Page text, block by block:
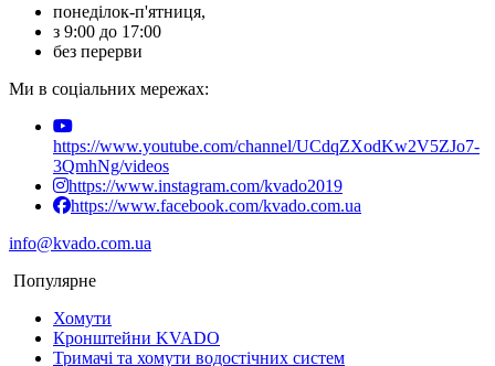
понеділок-п'ятниця,
з 9:00 до 17:00
без перерви
Ми в соціальних мережах:
https://www.youtube.com/channel/UCdqZXodKw2V5ZJo7-
3QmhNg/videos
https://www.instagram.com/kvado2019
https://www.facebook.com/kvado.com.ua
info@kvado.com.ua
Популярне
Хомути
Кронштейни KVADO
Тримачі та хомути водостічних систем